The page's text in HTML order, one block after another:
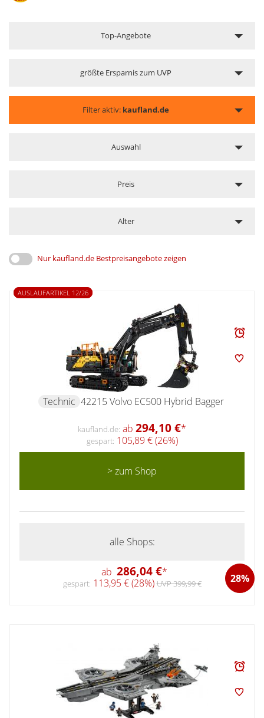
Top-Angebote
größte Ersparnis zum UVP
Filter aktiv: kaufland.de
Auswahl
Preis
Alter
Nur kaufland.de Bestpreisangebote zeigen
AUSLAUFARTIKEL 12/26
Technic 42215 Volvo EC500 Hybrid Bagger
kaufland.de: ab 294,10 €*
gespart: 105,89 € (26%)
> zum Shop
alle Shops:
ab 286,04 €* 28%
gespart: 113,95 € (28%)UVP 399,99 €